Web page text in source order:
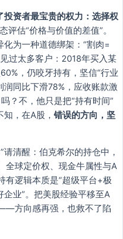
投资者最宝贵的权力：选择权
评估“价格与价值的差值”。
化为一种道德绑架：“割肉=
过太多客户：2018年买入某
，仍咬牙持有，坚信“行业
同比下滑78%，应收账款激
？不，他只是把“持有时间”
，在A股， 错误的方向，坚
清醒：伯克希尔的持仓中，
全球定价权、现金牛属性与A
有逻辑本质是“超级平台+极
企业”。把美股经验平移至A
方向感再强，也救不了陷